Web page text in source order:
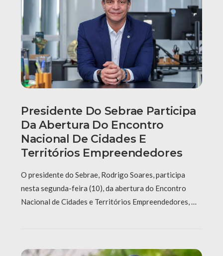
Presidente Do Sebrae Participa
Da Abertura Do Encontro
Nacional De Cidades E
Territórios Empreendedores
O presidente do Sebrae, Rodrigo Soares, participa
nesta segunda-feira (10), da abertura do Encontro
Nacional de Cidades e Territórios Empreendedores, …